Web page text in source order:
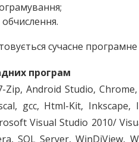
сучасне
програм
Zip, Android Studio,
gcc, Html-Kit,
Visual Studio 2010/
SQL Server, WinDjView,